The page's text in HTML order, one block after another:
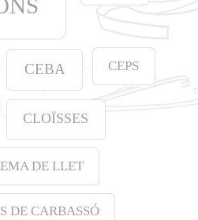
CEBA CEPS
CLOÏSSES
DE LLET
DE CARBASSÓ